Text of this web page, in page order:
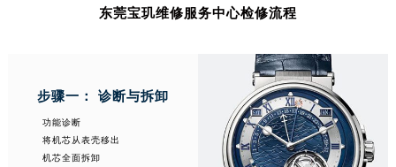
东莞宝玑维修服务中心检修流程
步骤一： 诊断与拆卸
功能诊断
将机芯从表壳移出
机芯全面拆卸